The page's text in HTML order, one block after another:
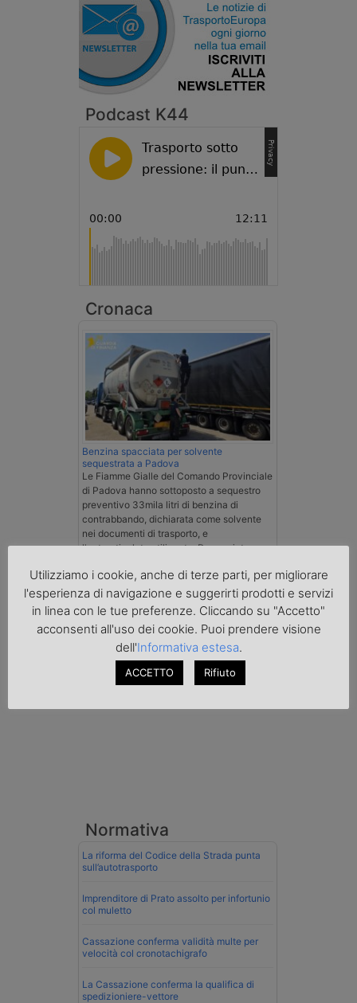
Podcast K44
Cronaca
Benzina spacciata per solvente
sequestrata a Padova
Le Fiamme Gialle del Comando Provinciale
di Padova hanno sottoposto a sequestro
preventivo 33mila litri di benzina di
contrabbando, dichiarata come solvente
nei documenti di trasporto, e
l'autoarticolato utilizzato. Denunciato per
conducente ungherese del mezzo, fermato
al valico di Tarvisio.
Transpotalk
Normativa
La riforma del Codice della Strada punta
sull’autotrasporto
Imprenditore di Prato assolto per infortunio
col muletto
Cassazione conferma validità multe per
velocità col cronotachigrafo
La Cassazione conferma la qualifica di
spedizioniere-vettore
Utilizziamo i cookie, anche di terze parti, per migliorare
l'esperienza di navigazione e suggerirti prodotti e servizi
in linea con le tue preferenze. Cliccando su "Accetto"
acconsenti all'uso dei cookie. Puoi prendere visione
dell'Informativa estesa.
ACCETTO Rifiuto